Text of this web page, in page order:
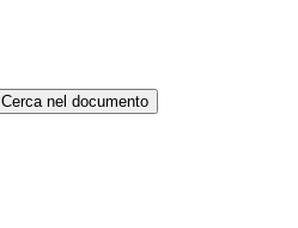
Cerca nel documento